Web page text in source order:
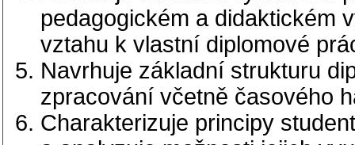
pedagogickém a didaktickém
vztahu k vlastní diplomové
Navrhuje základní strukturu
zpracování včetně časového
Charakterizuje principy